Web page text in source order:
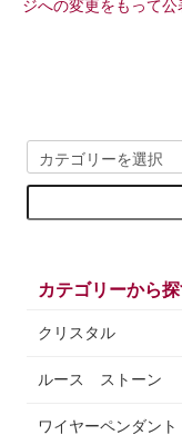
ジへの変更をもって公
カテゴリーから
クリスタル
ルース ストーン
ワイヤーペンダント